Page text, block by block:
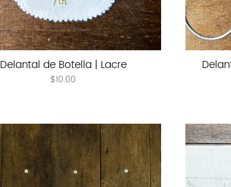
Delantal de Botella | Lacre
$10.00